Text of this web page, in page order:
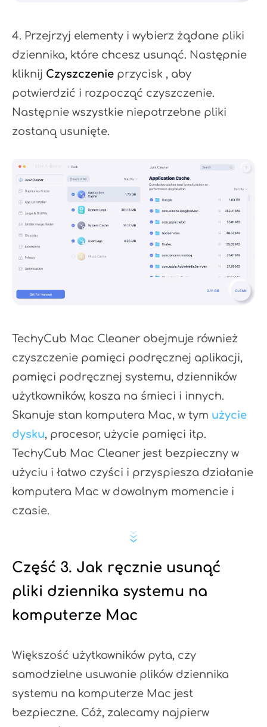
4. Przejrzyj elementy i wybierz żądane pliki
dziennika, które chcesz usunąć. Następnie
kliknij Czyszczenie przycisk , aby
potwierdzić i rozpocząć czyszczenie.
Następnie wszystkie niepotrzebne pliki
zostaną usunięte.
TechyCub Mac Cleaner obejmuje również
czyszczenie pamięci podręcznej aplikacji,
pamięci podręcznej systemu, dzienników
użytkowników, kosza na śmieci i innych.
Skanuje stan komputera Mac, w tym użycie
dysku, procesor, użycie pamięci itp.
TechyCub Mac Cleaner jest bezpieczny w
użyciu i łatwo czyści i przyspiesza działanie
komputera Mac w dowolnym momencie i
czasie.
Część 3. Jak ręcznie usunąć
pliki dziennika systemu na
komputerze Mac
Większość użytkowników pyta, czy
samodzielne usuwanie plików dziennika
systemu na komputerze Mac jest
bezpieczne. Cóż, zalecamy najpierw